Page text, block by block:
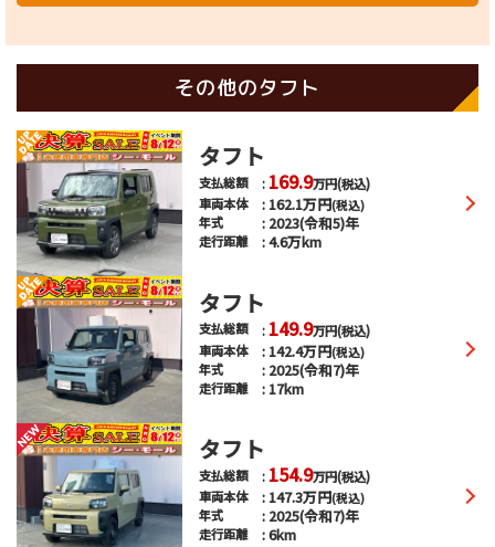
その他のタフト
タフト
支払総額 169.9万円(税込)
車両本体
162.1万円(税込)
年式 2023(令和5)年
走行距離 4.6万km
タフト
支払総額 149.9万円(税込)
車両本体
142.4万円(税込)
年式 2025(令和7)年
走行距離 17km
タフト
支払総額 154.9万円(税込)
車両本体
147.3万円(税込)
年式 2025(令和7)年
走行距離 6km